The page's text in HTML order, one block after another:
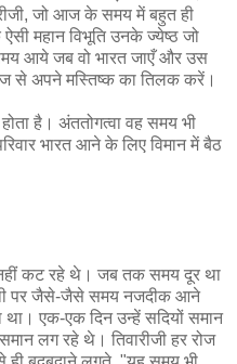
जो आज के समय में बहुत ही
महान विभूति उनके ज्येष्ठ जो
आये जब वो भारत जाएँ और उस
से अपने मस्तिष्क का तिलक करें।
है। अंततोगत्वा वह समय भी
भारत आने के लिए विमान में बैठ
नहीं कट रहे थे। जब तक समय दूर था
पर जैसे-जैसे समय नजदीक आने
था। एक-एक दिन उन्हें सदियों समान
लग रहे थे। तिवारीजी हर रोज